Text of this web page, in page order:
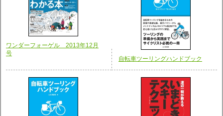
ワンダーフォーゲル 2013年12月
号
自転車ツーリングハンドブック